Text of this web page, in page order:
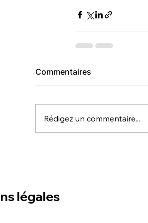
Commentaires
Rédigez un commentaire...
légales